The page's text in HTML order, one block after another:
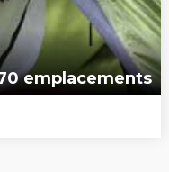
emplacements